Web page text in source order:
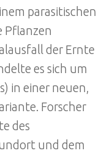
parasitischen
Pflanzen
der Ernte
es sich um
in einer neuen,
Forscher
des
und dem